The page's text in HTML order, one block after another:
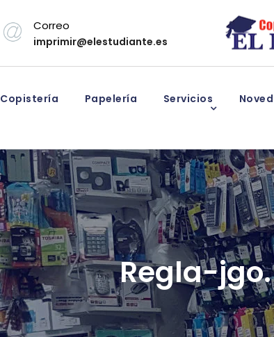
Correo
imprimir@elestudiante.es
Copistería Papelería Servicios
Regla-